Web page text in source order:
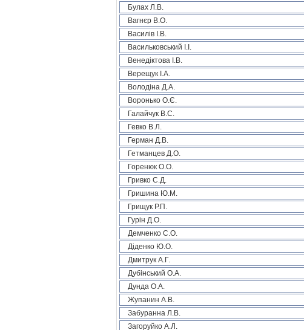
Булах Л.В.
Вагнєр В.О.
Василів І.В.
Васильковський І.І.
Венедіктова І.В.
Верещук І.А.
Володіна Д.А.
Воронько О.Є.
Галайчук В.С.
Гевко В.Л.
Герман Д.В.
Гетманцев Д.О.
Горенюк О.О.
Гривко С.Д.
Гришина Ю.М.
Грищук Р.П.
Гурін Д.О.
Демченко С.О.
Діденко Ю.О.
Дмитрук А.Г.
Дубінський О.А.
Дунда О.А.
Жупанин А.В.
Забуранна Л.В.
Загоруйко А.Л.